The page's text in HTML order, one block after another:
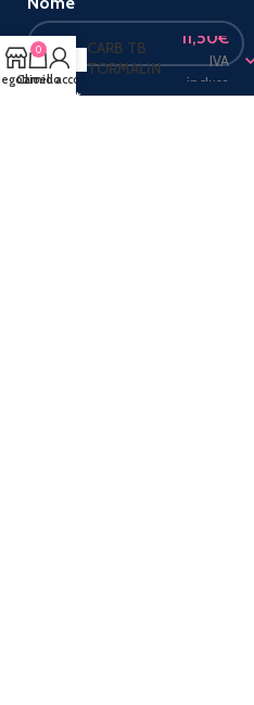
*
TERMICI
CARB TB
TORMALIN
11,50€
IVA
inclusa
0
Carrello
Il mio account